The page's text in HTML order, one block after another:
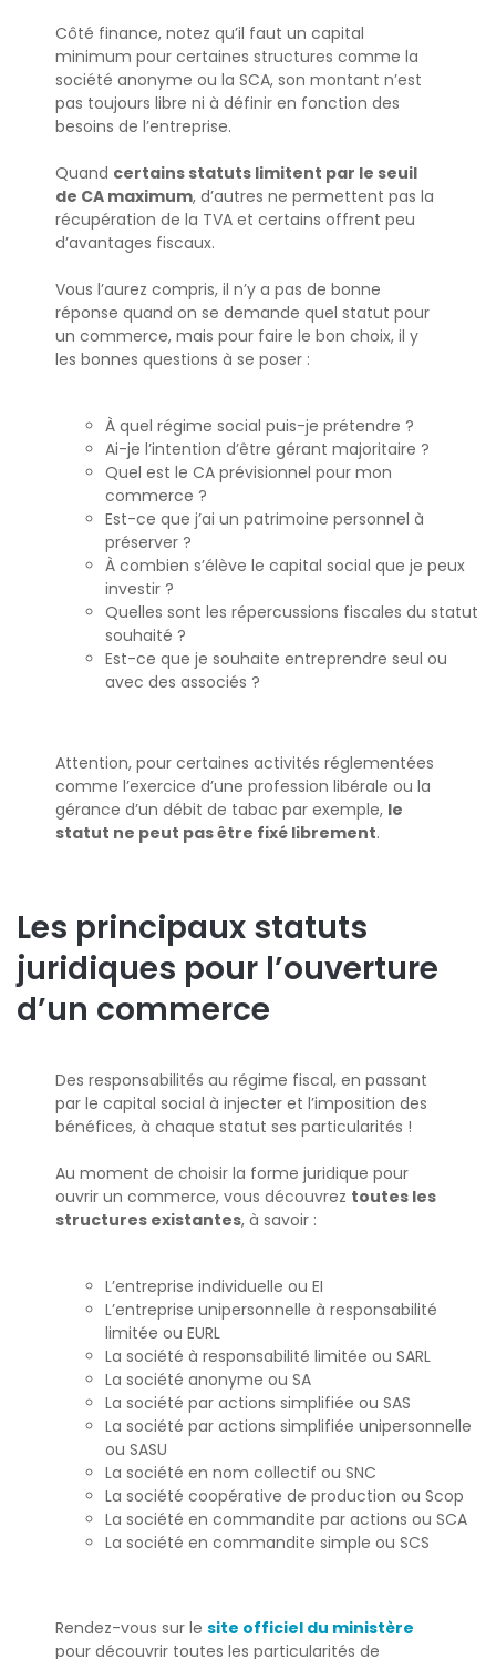
Côté finance, notez qu’il faut un capital
minimum pour certaines structures comme la
société anonyme ou la SCA, son montant n’est
pas toujours libre ni à définir en fonction des
besoins de l’entreprise.
Quand certains statuts limitent par le seuil
de CA maximum, d’autres ne permettent pas la
récupération de la TVA et certains offrent peu
d’avantages fiscaux.
Vous l’aurez compris, il n’y a pas de bonne
réponse quand on se demande quel statut pour
un commerce, mais pour faire le bon choix, il y
les bonnes questions à se poser :
À quel régime social puis-je prétendre ?
Ai-je l’intention d’être gérant majoritaire ?
Quel est le CA prévisionnel pour mon
commerce ?
Est-ce que j’ai un patrimoine personnel à
préserver ?
À combien s’élève le capital social que je peux
investir ?
Quelles sont les répercussions fiscales du statut
souhaité ?
Est-ce que je souhaite entreprendre seul ou
avec des associés ?
Attention, pour certaines activités réglementées
comme l’exercice d’une profession libérale ou la
gérance d’un débit de tabac par exemple, le
statut ne peut pas être fixé librement.
Les principaux statuts
juridiques pour l’ouverture
d’un commerce
Des responsabilités au régime fiscal, en passant
par le capital social à injecter et l’imposition des
bénéfices, à chaque statut ses particularités !
Au moment de choisir la forme juridique pour
ouvrir un commerce, vous découvrez toutes les
structures existantes, à savoir :
L’entreprise individuelle ou EI
L’entreprise unipersonnelle à responsabilité
limitée ou EURL
La société à responsabilité limitée ou SARL
La société anonyme ou SA
La société par actions simplifiée ou SAS
La société par actions simplifiée unipersonnelle
ou SASU
La société en nom collectif ou SNC
La société coopérative de production ou Scop
La société en commandite par actions ou SCA
La société en commandite simple ou SCS
Rendez-vous sur le site officiel du ministère
pour découvrir toutes les particularités de